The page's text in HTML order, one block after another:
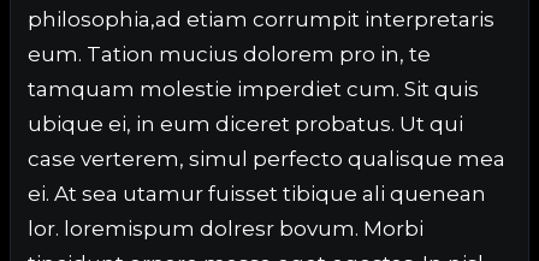
philosophia,ad etiam corrumpit interpretaris
eum. Tation mucius dolorem pro in, te
tamquam molestie imperdiet cum. Sit quis
ubique ei, in eum diceret probatus. Ut qui
case verterem, simul perfecto qualisque mea
ei. At sea utamur fuisset tibique ali quenean
lor. loremispum dolresr bovum. Morbi